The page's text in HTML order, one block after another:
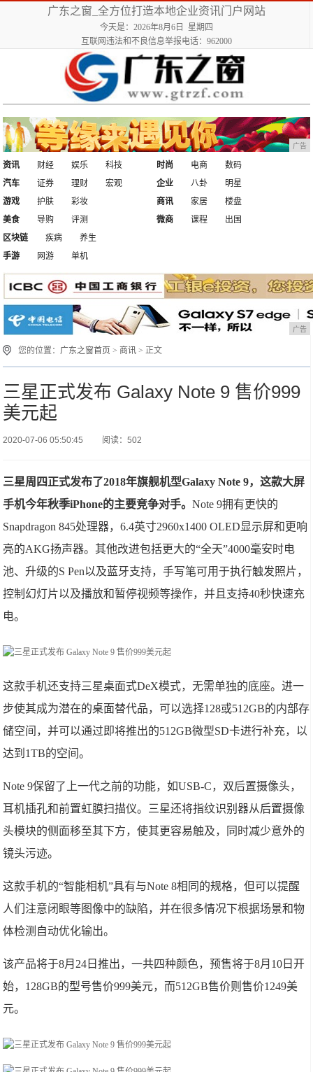
广东之窗_全方位打造本地企业资讯门户网站
今天是：2026年8月6日 星期四
互联网违法和不良信息举报电话：962000
广告
资讯 财经 娱乐
科技
汽车
证券 理财 宏观
时尚 电商
数码
企业
八卦
明星
游戏
护肤
彩妆
美食
导购 评测
商讯 家居
楼盘
微商
课程
出国
区块链
疾病
养生
手游
网游 单机
广告
您的位置： 广东之窗首页 > 商讯 > 正文
三星正式发布 Galaxy Note 9 售价999
美元起
2020-07-06 05:50:45 阅读：502
三星周四正式发布了2018年旗舰机型Galaxy Note 9，这款大屏
手机今年秋季iPhone的主要竞争对手。Note 9拥有更快的
Snapdragon 845处理器，6.4英寸2960x1400 OLED显示屏和更响
亮的AKG扬声器。其他改进包括更大的“全天”4000毫安时电
池、升级的S Pen以及蓝牙支持，手写笔可用于执行触发照片，
控制幻灯片以及播放和暂停视频等操作，并且支持40秒快速充
电。
这款手机还支持三星桌面式DeX模式，无需单独的底座。进一
步使其成为潜在的桌面替代品，可以选择128或512GB的内部存
储空间，并可以通过即将推出的512GB微型SD卡进行补充，以
达到1TB的空间。
Note 9保留了上一代之前的功能，如USB-C，双后置摄像头，
耳机插孔和前置虹膜扫描仪。三星还将指纹识别器从后置摄像
头模块的侧面移至其下方，使其更容易触及，同时减少意外的
镜头污迹。
这款手机的“智能相机”具有与Note 8相同的规格，但可以提醒
人们注意闭眼等图像中的缺陷，并在很多情况下根据场景和物
体检测自动优化输出。
该产品将于8月24日推出，一共四种颜色，预售将于8月10日开
始，128GB的型号售价999美元，而512GB售价则售价1249美
元。